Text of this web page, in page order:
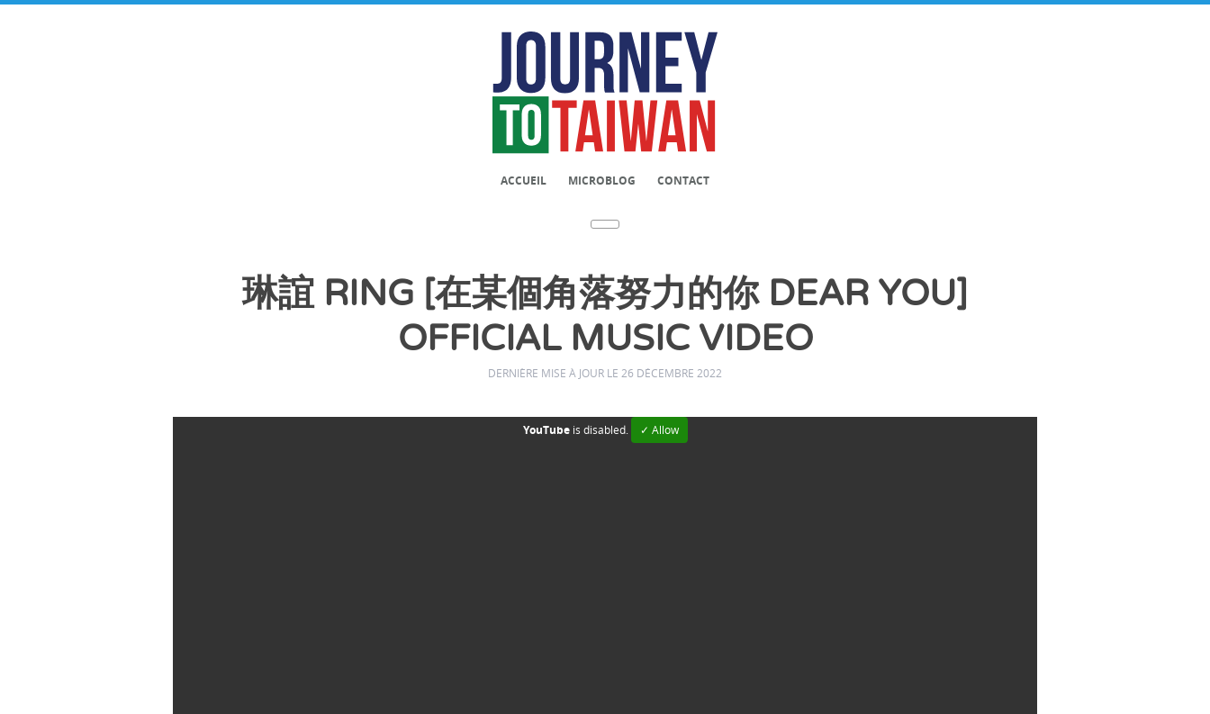
ACCUEIL MICROBLOG CONTACT
琳誼 RING [在某個角落努力的你 DEAR YOU]
OFFICIAL MUSIC VIDEO
DERNIÈRE MISE À JOUR LE 26 DÉCEMBRE 2022
YouTubeis disabled. ✓ Allow